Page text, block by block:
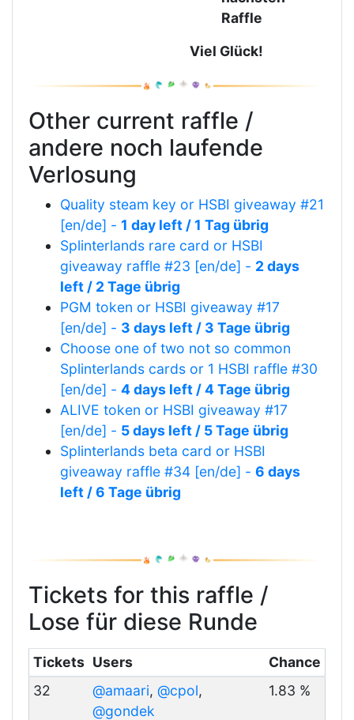
Raffle
Viel Glück!
Other current raffle /
andere noch laufende
Verlosung
Quality steam key or HSBI giveaway #21
[en/de] - 1 day left / 1 Tag übrig
Splinterlands rare card or HSBI
giveaway raffle #23 [en/de] - 2 days
left / 2 Tage übrig
PGM token or HSBI giveaway #17
[en/de] - 3 days left / 3 Tage übrig
Choose one of two not so common
Splinterlands cards or 1 HSBI raffle #30
[en/de] - 4 days left / 4 Tage übrig
ALIVE token or HSBI giveaway #17
[en/de] - 5 days left / 5 Tage übrig
Splinterlands beta card or HSBI
giveaway raffle #34 [en/de] - 6 days
left / 6 Tage übrig
Tickets for this raffle /
Lose für diese Runde
Tickets Users
Chance
32
@amaari, @cpol,
@gondek
1.83 %